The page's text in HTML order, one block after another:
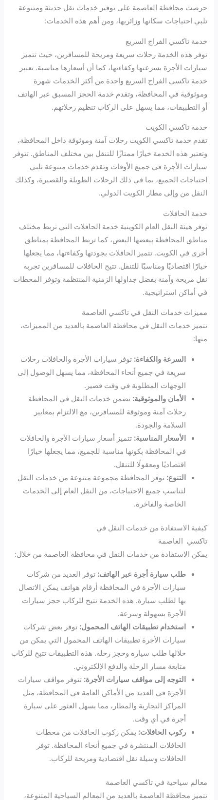
حرصت محافظة العاصمة على توفير خدمات نقل حديثة ومتنوعة
تلبي احتياجات سكانها وزائريها، ومن أهم هذه الخدمات:
خدمة تاكسي الفراج السريع
توفر هذه الخدمة رحلات سريعة ومريحة للمسافرين، حيث تتميز
سيارات الأجرة بسرعتها وكفاءتها، كما أن أسعارها مناسبة. تعتبر
خدمة تاكسي الفراج السريع واحدة من أكثر الخدمات شهرة
وموثوقية في المحافظة، وتقدم خدمة الحجز المسبق عبر الهاتف
أو التطبيقات، مما يسهل على الركاب تنظيم رحلاتهم.
خدمة تاكسي الكويت
تقدم خدمة تاكسي الكويت رحلات آمنة وموثوقة داخل المحافظة،
وتعتبر هذه الخدمة خيارًا ممتازًا للتنقل بين مختلف المناطق. تتوفر
سيارات الأجرة في جميع الأوقات وتقدم خدمات متنوعة تلبي
احتياجات الجميع، بما في ذلك الرحلات الطويلة والقصيرة، وكذلك
النقل من وإلى مطار الكويت الدولي.
خدمة الحافلات
توفر هيئة النقل العام الكويتية خدمة الحافلات التي تربط مختلف
مناطق المحافظة ببعضها البعض، كما تربط المحافظة بمناطق
أخرى في الكويت. تتميز الحافلات بجودتها وكفاءتها، مما يجعلها
خيارًا اقتصاديًا ومناسبًا للتنقل. تتيح الحافلات للمسافرين تجربة
نقل مريحة وآمنة بفضل جداولها الزمنية المنتظمة وتوفر المحطات
في أماكن استراتيجية.
مميزات خدمات النقل في تاكسي العاصمة
تتميز خدمات النقل في محافظة العاصمة بالعديد من المميزات،
منها:
السرعة والكفاءة: توفر سيارات الأجرة والحافلات رحلات
سريعة في جميع أنحاء المحافظة، مما يسهل الوصول إلى
الوجهات المطلوبة في وقت قصير.
الأمان والموثوقية: تضمن خدمات النقل في المحافظة
رحلات آمنة وموثوقة للمسافرين، مع الالتزام بمعايير
السلامة والجودة.
الأسعار المناسبة: تتميز أسعار سيارات الأجرة والحافلات
في المحافظة بكونها مناسبة للجميع، مما يجعلها خيارًا
اقتصاديًا ومعقولًا للتنقل.
التنوع: توفر المحافظة مجموعة متنوعة من خدمات النقل
لتناسب جميع الاحتياجات، من النقل العام إلى الخدمات
الخاصة والفاخرة.
كيفية الاستفادة من خدمات النقل في
تاكسي العاصمة
يمكن الاستفادة من خدمات النقل في محافظة العاصمة من خلال:
طلب سيارة أجرة عبر الهاتف: توفر العديد من شركات
سيارات الأجرة في المحافظة أرقام هواتف يمكن الاتصال
بها لطلب سيارة. هذه الخدمة تتيح للركاب حجز سيارات
الأجرة بسهولة وسرعة.
استخدام تطبيقات الهاتف المحمول: توفر بعض شركات
سيارات الأجرة تطبيقات الهاتف المحمول التي يمكن من
خلالها طلب سيارة وحجز رحلة. هذه التطبيقات تتيح للركاب
متابعة مسار الرحلة والدفع الإلكتروني.
التوجه إلى مواقف سيارات الأجرة: تتوفر مواقف سيارات
الأجرة في العديد من الأماكن العامة في المحافظة، مثل
المراكز التجارية والمطار، مما يسهل العثور على سيارة
أجرة في أي وقت.
ركوب الحافلات: يمكن ركوب الحافلات من محطات
الحافلات المنتشرة في جميع أنحاء المحافظة. توفر
الحافلات وسيلة نقل اقتصادية ومريحة للركاب.
معالم سياحية في تاكسي العاصمة
تتميز محافظة العاصمة بالعديد من المعالم السياحية المتنوعة،